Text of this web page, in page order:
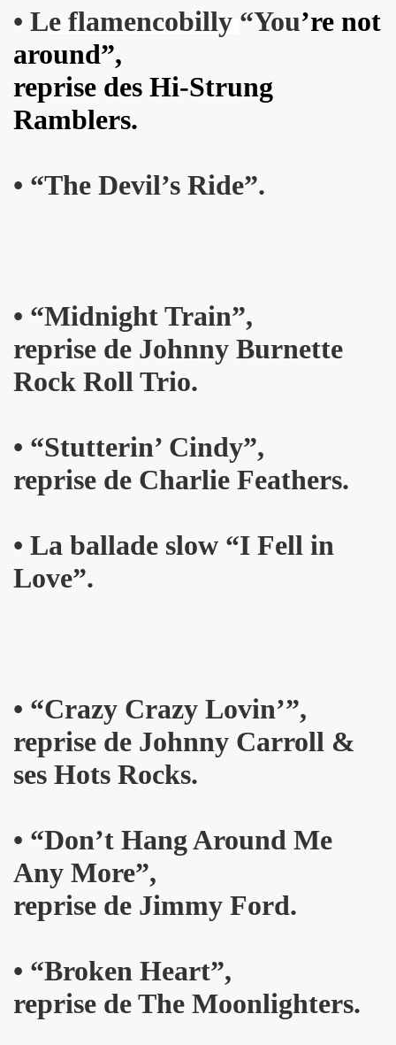
• Le flamencobilly “You’re not
around”,
reprise des Hi-Strung
Ramblers.
• “The Devil’s Ride”.
• “Midnight Train”,
reprise de Johnny Burnette
Rock Roll Trio.
• “Stutterin’ Cindy”,
reprise de Charlie Feathers.
• La ballade slow “I Fell in
Love”.
• “Crazy Crazy Lovin’”,
reprise de Johnny Carroll &
ses Hots Rocks.
• “Don’t Hang Around Me
Any More”,
reprise de Jimmy Ford.
• “Broken Heart”,
reprise de The Moonlighters.
Duvall", "39 de fievre") dans "JUKE BOX MAGAZINE"
HIGHAM : chronique detaillee.
"39 de fievre") photographiee le 12 aout 2017 par
FRANCE ("chante Jacques Duvall") par
PRUVOT) et la Troupe de Madame Arthur de la
"IN&OUT FESTIVAL", du 27 avril au 1er mai 2017 a
DUVALL" par JEAN-EMMANUEL DELUXE.
& LES EXTRATERRESTRES : chronique
FRANCE ("chante Jacques Duvall") par PIERRE &
detaillee des reeditions remasterisees 2017 des
DUVALL") dans le videoclip scopitone "PATRICIA"
le 29 octobre 2016 au Trianon : compte rendu.
DUVALL" (realise par Benjamin Schoos et Chris
"Rallumeurs d'etoiles") le 2 juillet 2016 a DOMONT (95) :
"1976-2016" le 22 avril 2016 aux RENDEZ VOUS D
chansons de JACQUES DUVALL) le 25 mars 2016 a l
Berlin" et "Sphynx") le 18 mars 2016 a l EMB de
+ concert le 5 decembre 2015 a LA
Modernes, album "Les visiteurs du soir" en 1981) par